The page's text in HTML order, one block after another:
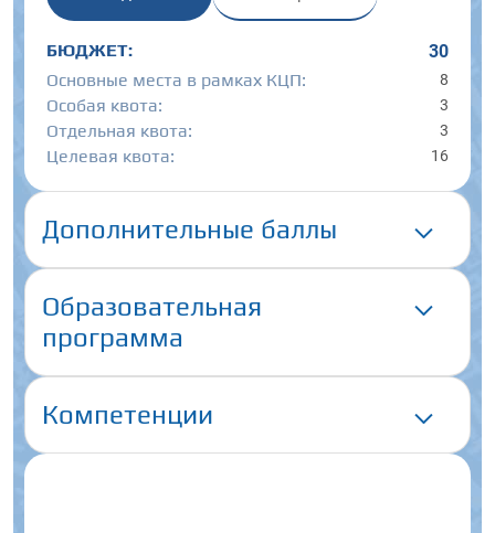
БЮДЖЕТ:
30
Основные места в рамках КЦП:
8
Особая квота: 3
Отдельная квота: 3
Целевая квота: 16
Дополнительные баллы
Образовательная
программа
Компетенции